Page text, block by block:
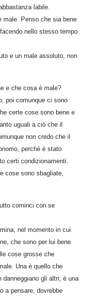
labile.
male. Penso che sia bene
nello stesso tempo
e un male assoluto, non
e che cosa è male?
poi comunque ci sono
certe cose sono bene e
uguali a ciò che il
non credo che il
perché è stato
certi condizionamenti.
cose sono sbagliate,
cominci con se
nel momento in cui
che sono per lui bene
cose grosse che
Una è quello che
gli altri; è una
a pensare, dovrebbe